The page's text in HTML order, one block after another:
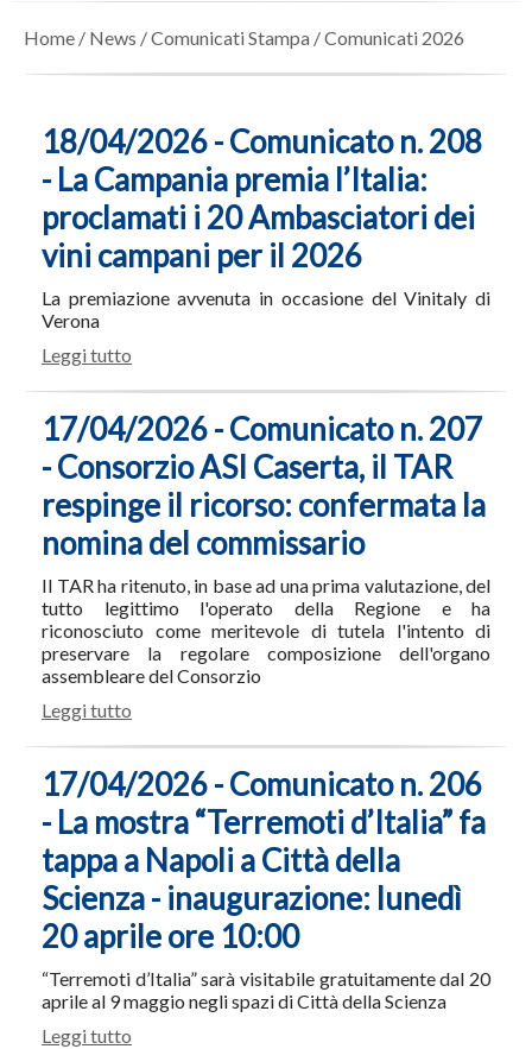
Home / News /Comunicati Stampa /Comunicati 2026
18/04/2026 - Comunicato n. 208
- La Campania premia l’Italia:
proclamati i 20 Ambasciatori dei
vini campani per il 2026
La premiazione avvenuta in occasione del Vinitaly di
Verona
Leggi tutto
17/04/2026 - Comunicato n. 207
- Consorzio ASI Caserta, il TAR
respinge il ricorso: confermata la
nomina del commissario
Il TAR ha ritenuto, in base ad una prima valutazione, del
tutto legittimo l'operato della Regione e ha
riconosciuto come meritevole di tutela l'intento di
preservare la regolare composizione dell'organo
assembleare del Consorzio
Leggi tutto
17/04/2026 - Comunicato n. 206
- La mostra “Terremoti d’Italia” fa
tappa a Napoli a Città della
Scienza - inaugurazione: lunedì
20 aprile ore 10:00
“Terremoti d’Italia” sarà visitabile gratuitamente dal 20
aprile al 9 maggio negli spazi di Città della Scienza
Leggi tutto